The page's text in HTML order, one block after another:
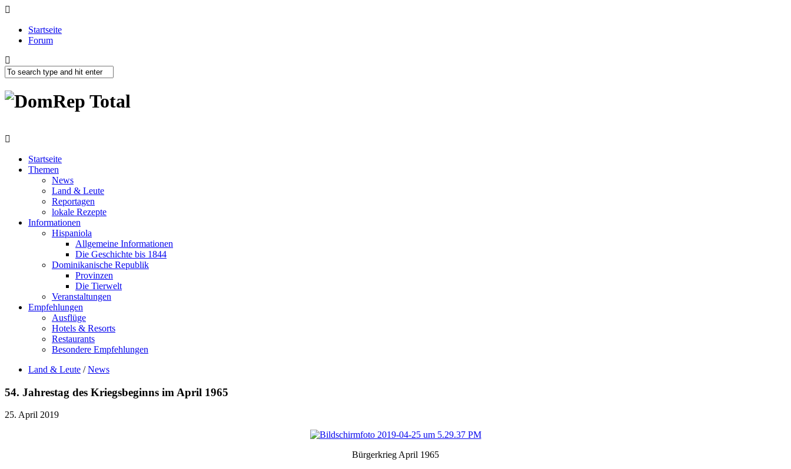
Startseite
Forum
Startseite
Themen
News
Land & Leute
Reportagen
lokale Rezepte
Informationen
Hispaniola
Allgemeine Informationen
Die Geschichte bis 1844
Dominikanische Republik
Provinzen
Die Tierwelt
Veranstaltungen
Empfehlungen
Ausflüge
Hotels & Resorts
Restaurants
Besondere Empfehlungen
Land & Leute / News
54. Jahrestag des Kriegsbeginns im April 1965
25. April 2019
Bürgerkrieg April 1965